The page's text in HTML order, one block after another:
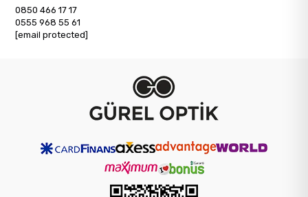
0850 466 17 17
0555 968 55 61
[email protected]